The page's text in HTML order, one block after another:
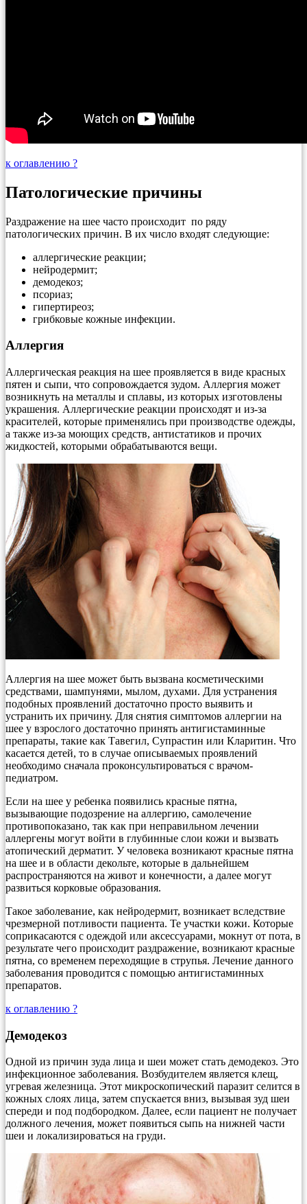
к оглавлению ?
Патологические причины
Раздражение на шее часто происходит по ряду
патологических причин. В их число входят следующие:
аллергические реакции;
нейродермит;
демодекоз;
псориаз;
гипертиреоз;
грибковые кожные инфекции.
Аллергия
Аллергическая реакция на шее проявляется в виде красных
пятен и сыпи, что сопровождается зудом. Аллергия может
возникнуть на металлы и сплавы, из которых изготовлены
украшения. Аллергические реакции происходят и из-за
красителей, которые применялись при производстве одежды,
а также из-за моющих средств, антистатиков и прочих
жидкостей, которыми обрабатываются вещи.
Аллергия на шее может быть вызвана косметическими
средствами, шампунями, мылом, духами. Для устранения
подобных проявлений достаточно просто выявить и
устранить их причину. Для снятия симптомов аллергии на
шее у взрослого достаточно принять антигистаминные
препараты, такие как Тавегил, Супрастин или Кларитин. Что
касается детей, то в случае описываемых проявлений
необходимо сначала проконсультироваться с врачом-
педиатром.
Если на шее у ребенка появились красные пятна,
вызывающие подозрение на аллергию, самолечение
противопоказано, так как при неправильном лечении
аллергены могут войти в глубинные слои кожи и вызвать
атопический дерматит. У человека возникают красные пятна
на шее и в области декольте, которые в дальнейшем
распространяются на живот и конечности, а далее могут
развиться корковые образования.
Такое заболевание, как нейродермит, возникает вследствие
чрезмерной потливости пациента. Те участки кожи. Которые
соприкасаются с одеждой или аксессуарами, мокнут от пота, в
результате чего происходит раздражение, возникают красные
пятна, со временем переходящие в струпья. Лечение данного
заболевания проводится с помощью антигистаминных
препаратов.
к оглавлению ?
Демодекоз
Одной из причин зуда лица и шеи может стать демодекоз. Это
инфекционное заболевания. Возбудителем является клещ,
угревая железница. Этот микроскопический паразит селится в
кожных слоях лица, затем спускается вниз, вызывая зуд шеи
спереди и под подбородком. Далее, если пациент не получает
должного лечения, может появиться сыпь на нижней части
шеи и локализироваться на груди.